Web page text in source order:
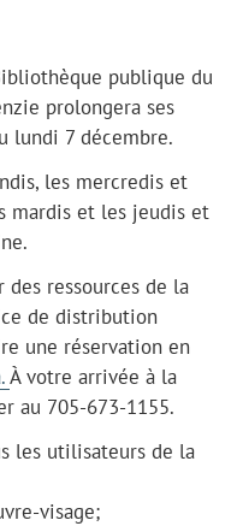
publique du
prolongera ses
lundi 7 décembre.
les mercredis et
mardis et les jeudis et
des ressources de la
de distribution
une réservation en
À votre arrivée à la
au 705-673-1155.
les utilisateurs de la
visage;